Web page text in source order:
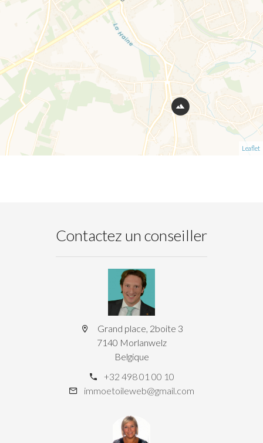
Leaflet
Contactez un conseiller
Grand place, 2boite 3
7140 Morlanwelz
Belgique
+32 498 01 00 10
immoetoileweb@gmail.com